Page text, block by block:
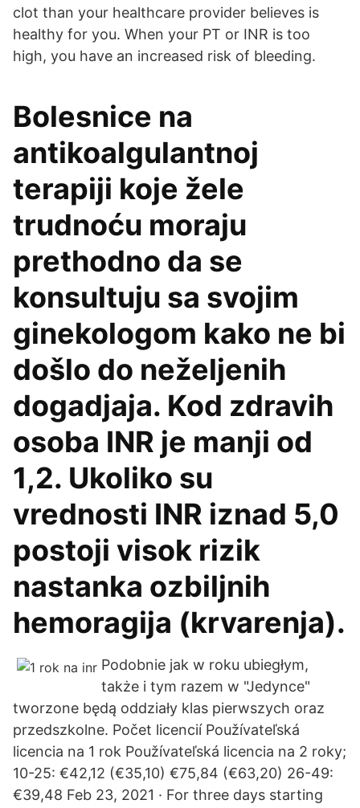
clot than your healthcare provider believes is
healthy for you. When your PT or INR is too
high, you have an increased risk of bleeding.
Bolesnice na
antikoalgulantnoj
terapiji koje žele
trudnoću moraju
prethodno da se
konsultuju sa svojim
ginekologom kako ne bi
došlo do neželjenih
dogadjaja. Kod zdravih
osoba INR je manji od
1,2. Ukoliko su
vrednosti INR iznad 5,0
postoji visok rizik
nastanka ozbiljnih
hemoragija (krvarenja).
Podobnie jak w roku ubiegłym,
także i tym razem w "Jedynce"
tworzone będą oddziały klas pierwszych oraz
przedszkolne. Počet licencií Používateľská
licencia na 1 rok Používateľská licencia na 2 roky;
10-25: €42,12 (€35,10) €75,84 (€63,20) 26-49:
€39,48 Feb 23, 2021 · For three days starting